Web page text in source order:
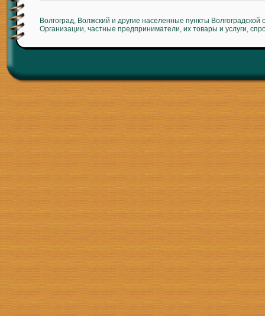
Волгоград, Волжский и другие населенные пункты Волгоградской
Организации, частные предприниматели, их товары и услуги,